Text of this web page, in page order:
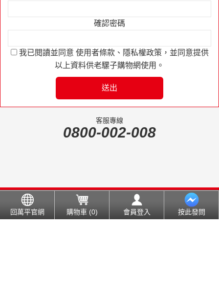
回萬平官網 購物車 (0) 會員登入 按此發問
確認密碼
我已閱讀並同意 使用者條款、 隱私權政策 ，並同意提供
以上資料供老騾子購物網使用。
送出
客服專線
0800-002-008
「萬平企業有限公司」著作權聲明:本公司所有的產品照片、人物、影片
都有銷像權和著作權，未經本公司同意，擅自使用、翻拍、盜圖，一律視
為侵害本公司權益，將依法律追究之。